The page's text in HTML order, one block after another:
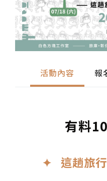
活動內容 報
有料
✦ 這趟旅